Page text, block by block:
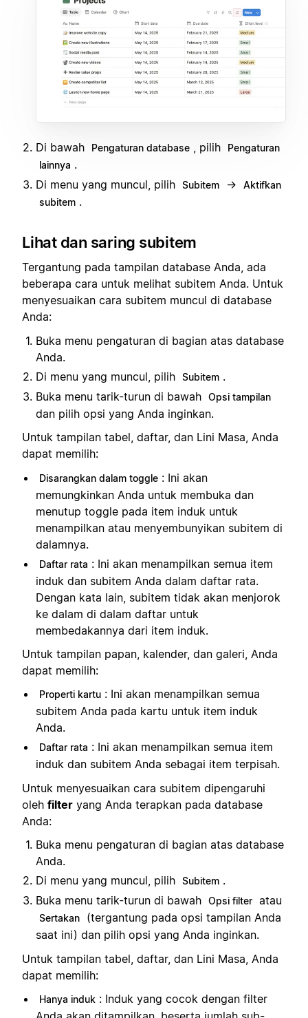
Di bawah Pengaturan database , pilih
Pengaturan
lainnya .
Di menu yang muncul, pilih Subitem →
Aktifkan
subitem .
Lihat dan saring subitem
Tergantung pada tampilan database Anda, ada
beberapa cara untuk melihat subitem Anda. Untuk
menyesuaikan cara subitem muncul di database
Anda:
Buka menu pengaturan di bagian atas database
Anda.
Di menu yang muncul, pilih Subitem .
Buka menu tarik-turun di bawah Opsi tampilan
dan pilih opsi yang Anda inginkan.
Untuk tampilan tabel, daftar, dan Lini Masa, Anda
dapat memilih:
Disarangkan dalam toggle : Ini akan
memungkinkan Anda untuk membuka dan
menutup toggle pada item induk untuk
menampilkan atau menyembunyikan subitem di
dalamnya.
Daftar rata : Ini akan menampilkan semua item
induk dan subitem Anda dalam daftar rata.
Dengan kata lain, subitem tidak akan menjorok
ke dalam di dalam daftar untuk
membedakannya dari item induk.
Untuk tampilan papan, kalender, dan galeri, Anda
dapat memilih:
Properti kartu : Ini akan menampilkan semua
subitem Anda pada kartu untuk item induk
Anda.
Daftar rata : Ini akan menampilkan semua item
induk dan subitem Anda sebagai item terpisah.
Untuk menyesuaikan cara subitem dipengaruhi
oleh filter yang Anda terapkan pada database
Anda:
Buka menu pengaturan di bagian atas database
Anda.
Di menu yang muncul, pilih Subitem .
Buka menu tarik-turun di bawah Opsi filter atau
Sertakan
(tergantung pada opsi tampilan Anda
saat ini) dan pilih opsi yang Anda inginkan.
Untuk tampilan tabel, daftar, dan Lini Masa, Anda
dapat memilih:
Hanya induk : Induk yang cocok dengan filter